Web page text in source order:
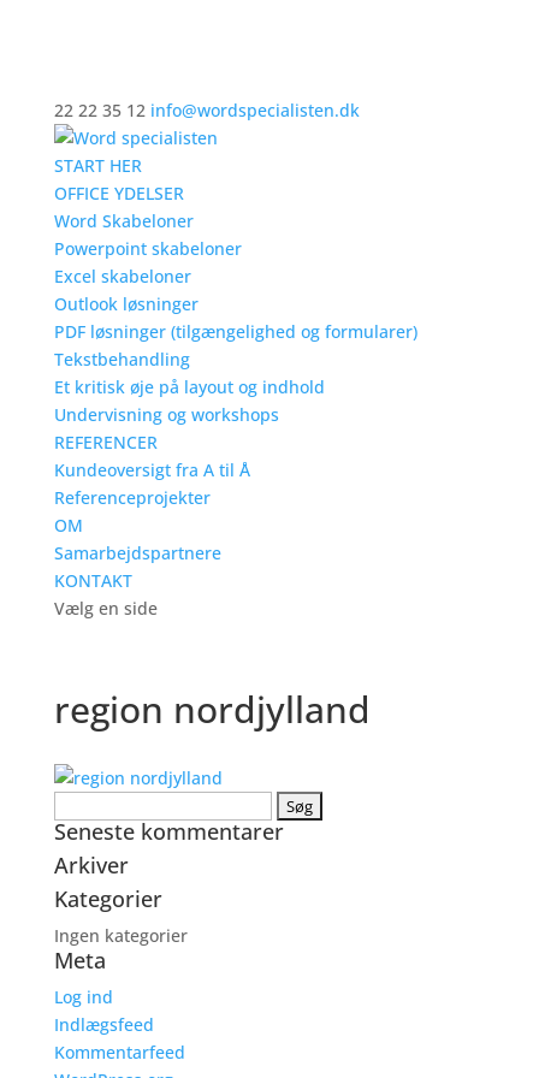
22 22 35 12 info@wordspecialisten.dk
START HER
OFFICE YDELSER
Word Skabeloner
Powerpoint skabeloner
Excel skabeloner
Outlook løsninger
PDF løsninger (tilgængelighed og formularer)
Tekstbehandling
Et kritisk øje på layout og indhold
Undervisning og workshops
REFERENCER
Kundeoversigt fra A til Å
Referenceprojekter
OM
Samarbejdspartnere
KONTAKT
Vælg en side
region nordjylland
efter:
Seneste kommentarer
Arkiver
Kategorier
Ingen kategorier
Meta
Log ind
Indlægsfeed
Kommentarfeed